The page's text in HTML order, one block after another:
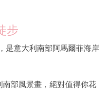
步
是意大利南部阿馬爾菲海岸
部風景畫，絕對值得你花